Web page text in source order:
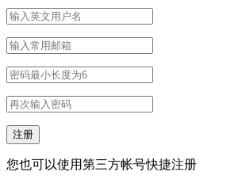
您也可以使用第三方帐号快捷注册